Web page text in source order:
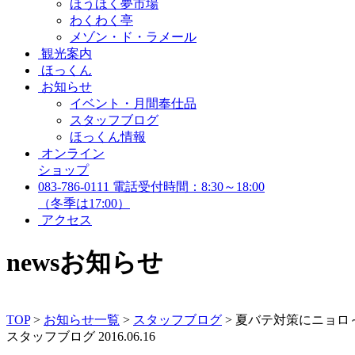
ほうほく夢市場
わくわく亭
メゾン・ド・ラメール
観光案内
ほっくん
お知らせ
イベント・月間奉仕品
スタッフブログ
ほっくん情報
オンライン
ショップ
083-786-0111 電話受付時間：8:30～18:00
（冬季は17:00）
アクセス
newsお知らせ
TOP> お知らせ一覧 > スタッフブログ > 夏バテ対策にニョロ
スタッフブログ 2016.06.16